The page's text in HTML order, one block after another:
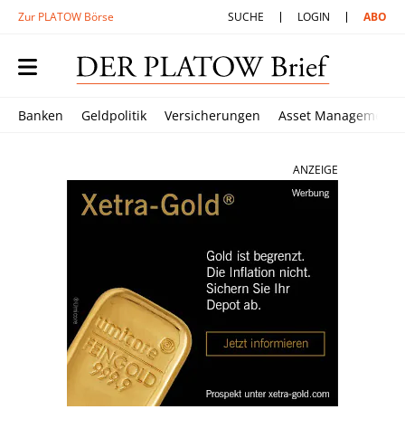
Zur PLATOW Börse SUCHE LOGIN ABO
Banken Geldpolitik Versicherungen Asset Management
ANZEIGE